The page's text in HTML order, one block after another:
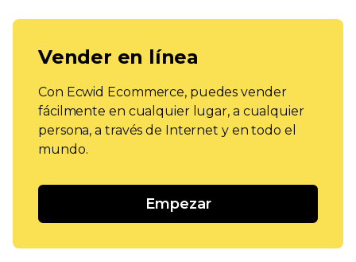
Vender en línea
Con Ecwid Ecommerce, puedes vender
fácilmente en cualquier lugar, a cualquier
persona, a través de Internet y en todo el
mundo.
Empezar